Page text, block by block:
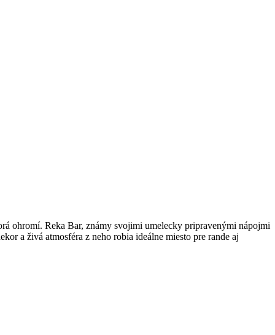
ohromí. Reka Bar, známy svojimi umelecky pripravenými nápojmi
a živá atmosféra z neho robia ideálne miesto pre rande aj